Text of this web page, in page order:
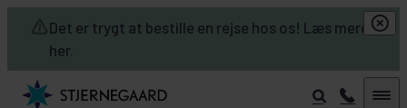
Det er trygt at bestille en rejse hos os! Læs mere
her.
Skip to main content